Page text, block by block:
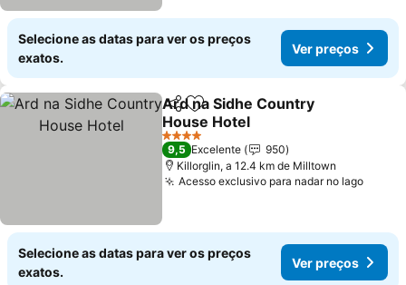
Selecione as datas para ver os preços
exatos.
Ver preços
PartilharAdicionar aos favoritos
Ard na Sidhe Country
House Hotel
Ver preços
4 Estrelas
9,5 Excelente
950
Killorglin, a 12.4 km de Milltown
Acesso exclusivo para nadar no lagoVer
Selecione as datas para ver os preços
exatos.
Ver preços